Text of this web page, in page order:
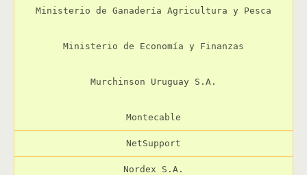
Ministerio de Ganadería Agricultura y Pesca
Ministerio de Economía y Finanzas
Murchinson Uruguay S.A.
Montecable
NetSupport
Nordex S.A.